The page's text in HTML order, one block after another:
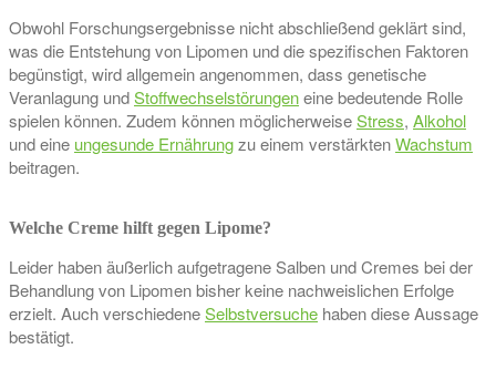
Obwohl Forschungsergebnisse nicht abschließend geklärt sind,
was die Entstehung von Lipomen und die spezifischen Faktoren
begünstigt, wird allgemein angenommen, dass genetische
Veranlagung undStoffwechselstörungeneine bedeutende Rolle
spielen können. Zudem können möglicherweiseStress, Alkohol
und eine ungesunde Ernährungzu einem verstärktenWachstum
beitragen.
Welche Creme hilft gegen Lipome?
Leider haben äußerlich aufgetragene Salben und Cremes bei der
Behandlung von Lipomen bisher keine nachweislichen Erfolge
erzielt. Auch verschiedeneSelbstversuche haben diese Aussage
bestätigt.